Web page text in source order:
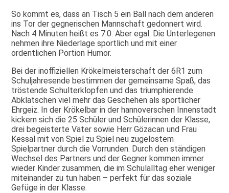
So kommt es, dass an Tisch 5 ein Ball nach dem anderen
ins Tor der gegnerischen Mannschaft gedonnert wird.
Nach 4 Minuten heißt es 7:0. Aber egal: Die Unterlegenen
nehmen ihre Niederlage sportlich und mit einer
ordentlichen Portion Humor.
Bei der inoffiziellen Krökelmeisterschaft der 6R1 zum
Schuljahresende bestimmen der gemeinsame Spaß, das
tröstende Schulterklopfen und das triumphierende
Abklatschen viel mehr das Geschehen als sportlicher
Ehrgeiz. In der Krökelbar in der hannoverschen Innenstadt
kickern sich die 25 Schüler und Schülerinnen der Klasse,
drei begeisterte Väter sowie Herr Gözacan und Frau
Kessal mit von Spiel zu Spiel neu zugelostem
Spielpartner durch die Vorrunden. Durch den ständigen
Wechsel des Partners und der Gegner kommen immer
wieder Kinder zusammen, die im Schulalltag eher weniger
miteinander zu tun haben – perfekt für das soziale
Gefüge in der Klasse.